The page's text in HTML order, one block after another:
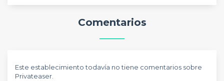
Comentarios
Este establecimiento todavía no tiene comentarios sobre
Privateaser.